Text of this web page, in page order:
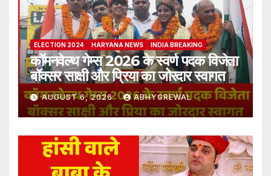
ELECTION 2024 HARYANA NEWS INDIA BREAKING
कॉमनवेल्थ गेम्स 2026 के स्वर्ण पदक विजेता
बॉक्सर साक्षी और प्रिया का जोरदार स्वागत
AUGUST 6, 2026 ABHYGREWAL